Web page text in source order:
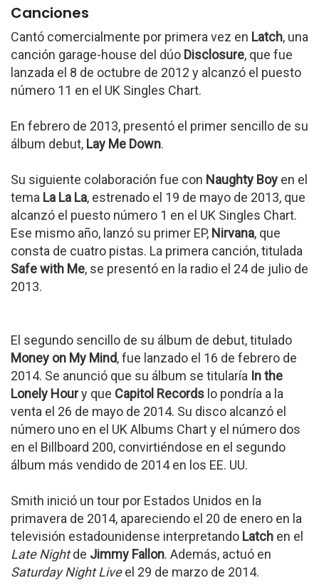
Canciones
Cantó comercialmente por primera vez en Latch, una
canción garage-house del dúo Disclosure, que fue
lanzada el 8 de octubre de 2012 y alcanzó el puesto
número 11 en el UK Singles Chart.
En febrero de 2013, presentó el primer sencillo de su
álbum debut, Lay Me Down.
Su siguiente colaboración fue con Naughty Boy en el
tema La La La, estrenado el 19 de mayo de 2013, que
alcanzó el puesto número 1 en el UK Singles Chart.
Ese mismo año, lanzó su primer EP, Nirvana, que
consta de cuatro pistas. La primera canción, titulada
Safe with Me, se presentó en la radio el 24 de julio de
2013.
El segundo sencillo de su álbum de debut, titulado
Money on My Mind, fue lanzado el 16 de febrero de
2014. Se anunció que su álbum se titularía In the
Lonely Houry que Capitol Records lo pondría a la
venta el 26 de mayo de 2014. Su disco alcanzó el
número uno en el UK Albums Chart y el número dos
en el Billboard 200, convirtiéndose en el segundo
álbum más vendido de 2014 en los EE. UU.
Smith inició un tour por Estados Unidos en la
primavera de 2014, apareciendo el 20 de enero en la
televisión estadounidense interpretando Latch en el
Late Nightde Jimmy Fallon. Además, actuó en
Saturday Night Liveel 29 de marzo de 2014.